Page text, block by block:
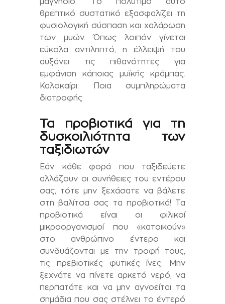
θρεπτικό συστατικό εξασφαλίζει τη
φυσιολογική σύσπαση και χαλάρωση
των μυών. Όπως λοιπόν γίνεται
εύκολα αντιληπτό, η έλλειψή του
αυξάνει τις πιθανότητες για
εμφάνιση κάποιας μυϊκής κράμπας.
Καλοκαίρι: Ποια συμπληρώματα
διατροφής
Τα προβιοτικά για τη
δυσκοιλιότητα των
ταξιδιωτών
Εάν κάθε φορά που ταξιδεύετε
αλλάζουν οι συνήθειες του εντέρου
σας, τότε μην ξεχάσατε να βάλετε
στη βαλίτσα σας τα προβιοτικά! Τα
προβιοτικά είναι οι φιλικοί
μικροοργανισμοί που «κατοικούν»
στο ανθρώπινο έντερο και
συνδυάζονται με την τροφή τους,
τις πρεβιοτικές φυτικές ίνες. Μην
ξεχνάτε να πίνετε αρκετό νερό, να
περπατάτε και να μην αγνοείται τα
σημάδια που σας στέλνει το έντερό